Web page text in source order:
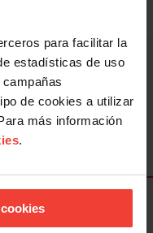
para facilitar la
estadísticas de uso
de cookies a utilizar
más información
.